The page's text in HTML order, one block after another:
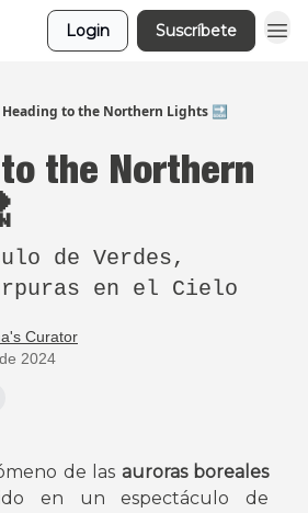
Login Suscríbete
Heading to the Northern Lights 🔜
the Northern
de Verdes,
en el Cielo
Curator
2024
de las auroras boreales
en un espectáculo de